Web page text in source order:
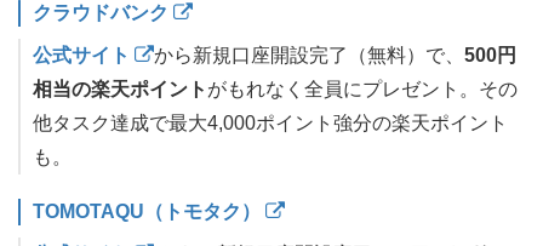
クラウドバンク
公式サイト から新規口座開設完了（無料）で、 500円
相当の楽天ポイント がもれなく全員にプレゼント。その
他タスク達成で最大4,000ポイント強分の楽天ポイント
も。
TOMOTAQU（トモタク）